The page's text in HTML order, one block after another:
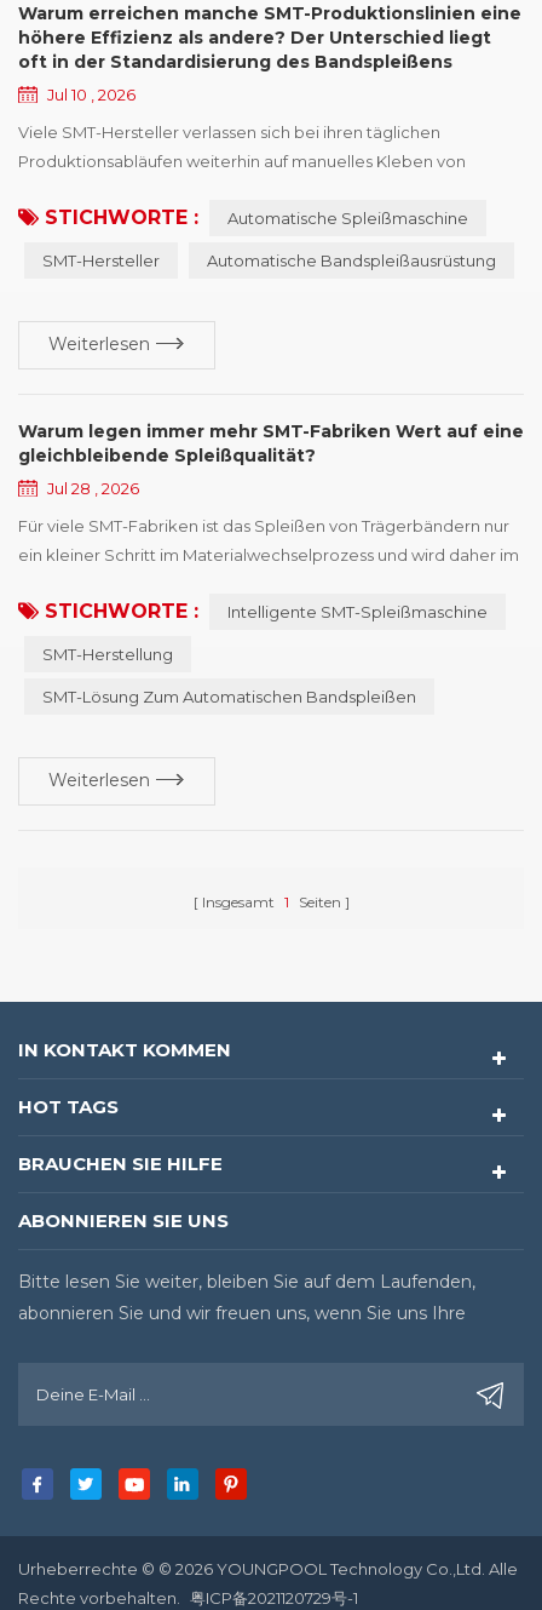
Warum erreichen manche SMT-Produktionslinien eine
höhere Effizienz als andere? Der Unterschied liegt
oft in der Standardisierung des Bandspleißens
Jul 10 , 2026
Viele SMT-Hersteller verlassen sich bei ihren täglichen
Produktionsabläufen weiterhin auf manuelles Kleben von
Produktionsmodell, ähnliche Bestückungsautomaten und sogar
Produktionslinien eine stabile Leistung aufrecht, während
oder Schwankungen ...
STICHWORTE : Automatische Spleißmaschine
SMT-Hersteller Automatische Bandspleißausrüstung
Weiterlesen
Warum legen immer mehr SMT-Fabriken Wert auf eine
gleichbleibende Spleißqualität?
Jul 28 , 2026
Für viele SMT-Fabriken ist das Spleißen von Trägerbändern nur
ein kleiner Schritt im Materialwechselprozess und wird daher im
Elektronikfertigung jedoch zunehmend auf höhere
immer mehr Hersteller verstärkt auf die Spleißqualität. Ein
Begriff, der immer häufiger erwähnt wird, ist die...
STICHWORTE : Intelligente SMT-Spleißmaschine
SMT-Herstellung
SMT-Lösung Zum Automatischen Bandspleißen
Weiterlesen
Insgesamt 1 Seiten
IN KONTAKT KOMMEN
HOT TAGS
BRAUCHEN SIE HILFE
ABONNIEREN SIE UNS
Bitte lesen Sie weiter, bleiben Sie auf dem Laufenden,
abonnieren Sie und wir freuen uns, wenn Sie uns Ihre
Urheberrechte © © 2026 YOUNGPOOL Technology Co.,Ltd. Alle
Rechte vorbehalten.
粤ICP备2021120729号-1